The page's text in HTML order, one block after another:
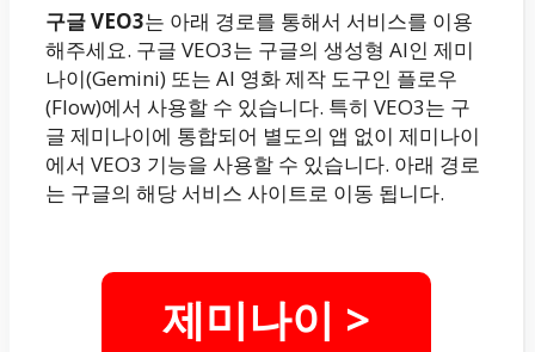
구글 VEO3는 아래 경로를 통해서 서비스를 이용
해주세요. 구글 VEO3는 구글의 생성형 AI인 제미
나이(Gemini) 또는 AI 영화 제작 도구인 플로우
(Flow)에서 사용할 수 있습니다. 특히 VEO3는 구
글 제미나이에 통합되어 별도의 앱 없이 제미나이
에서 VEO3 기능을 사용할 수 있습니다. 아래 경로
는 구글의 해당 서비스 사이트로 이동 됩니다.
제미나이 >